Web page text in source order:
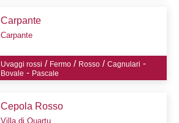
Carpante
Carpante
Uvaggi rossi / Fermo / Rosso /Cagnulari -
Bovale - Pascale
Cepola Rosso
Villa di Quartu